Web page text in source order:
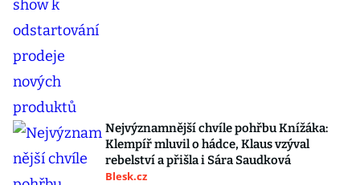
Nejvýznamnější chvíle pohřbu Knížáka:
Klempíř mluvil o hádce, Klaus vzýval
rebelství a přišla i Sára Saudková
Blesk.cz